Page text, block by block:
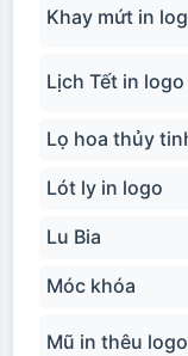
Khay mứt in
Lịch Tết in logo
Lọ hoa thủy
Lót ly in logo
Lu Bia
Móc khóa
Mũ in thêu logo